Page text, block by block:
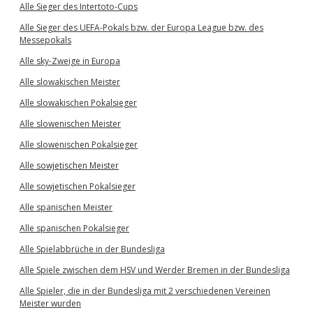
Alle Sieger des Intertoto-Cups
Alle Sieger des UEFA-Pokals bzw. der Europa League bzw. des
Messepokals
Alle sky-Zweige in Europa
Alle slowakischen Meister
Alle slowakischen Pokalsieger
Alle slowenischen Meister
Alle slowenischen Pokalsieger
Alle sowjetischen Meister
Alle sowjetischen Pokalsieger
Alle spanischen Meister
Alle spanischen Pokalsieger
Alle Spielabbrüche in der Bundesliga
Alle Spiele zwischen dem HSV und Werder Bremen in der Bundesliga
Alle Spieler, die in der Bundesliga mit 2 verschiedenen Vereinen
Meister wurden